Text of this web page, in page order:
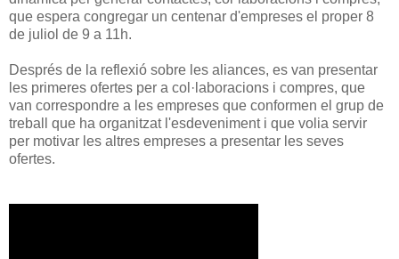
que espera congregar un centenar d'empreses el proper 8
de juliol de 9 a 11h.
Després de la reflexió sobre les aliances, es van presentar
les primeres ofertes per a col·laboracions i compres, que
van correspondre a les empreses que conformen el grup de
treball que ha organitzat l'esdeveniment i que volia servir
per motivar les altres empreses a presentar les seves
ofertes.